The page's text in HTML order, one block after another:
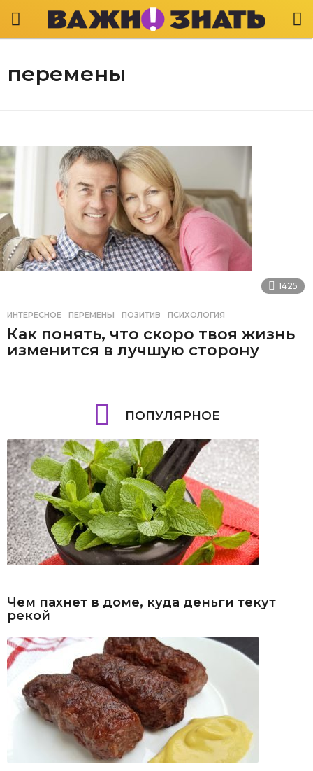
перемены
1425
ИНТЕРЕСНОЕ ПЕРЕМЕНЫ ,ПОЗИТИВ ,ПСИХОЛОГИЯ
Как понять, что скоро твоя жизнь
изменится в лучшую сторону
ПОПУЛЯРНОЕ
Чем пахнет в доме, куда деньги текут
рекой